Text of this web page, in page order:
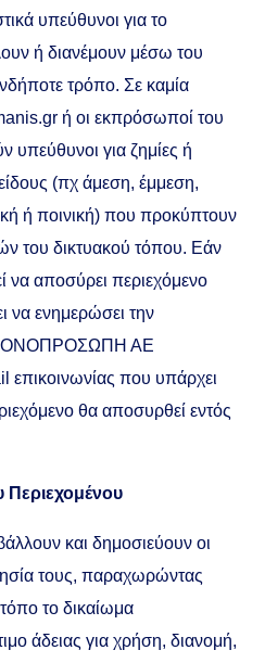
υπεύθυνοι για το
ή διανέμουν μέσω του
τρόπο. Σε καμία
ή οι εκπρόσωποί του
για ζημίες ή
(πχ άμεση, έμμεση,
ή ποινική) που προκύπτουν
του δικτυακού τόπου. Εάν
να αποσύρει περιεχόμενο
να ενημερώσει την
ΑΕ
επικοινωνίας που υπάρχει
θα αποσυρθεί εντός
Περιεχομένου
και δημοσιεύουν οι
τους, παραχωρώντας
το δικαίωμα
άδειας για χρήση, διανομή,